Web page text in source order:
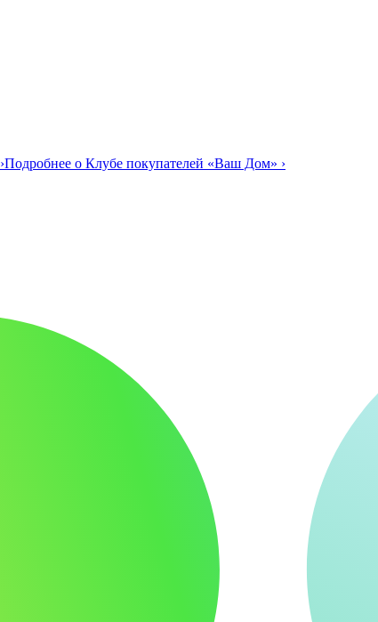
›Подробнее о Клубе покупателей «Ваш Дом» ›